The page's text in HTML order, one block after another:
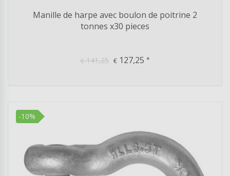
Manille de harpe avec boulon de poitrine 2
tonnes x30 pieces
€141,25 €127,25 *
-10%